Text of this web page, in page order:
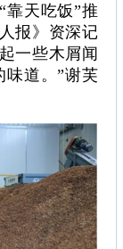
靠天吃饭”推
报》资深记
一些木屑闻
味道。”谢芙